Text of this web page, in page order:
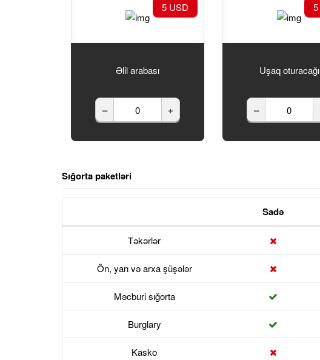
5 USD
Əlil arabası
– +
Uşaq oturacağı
–
Sığorta paketləri
Sadə
Təkərlər
Ön, yan və arxa şüşələr
Məcburi sığorta
Burglary
Kasko